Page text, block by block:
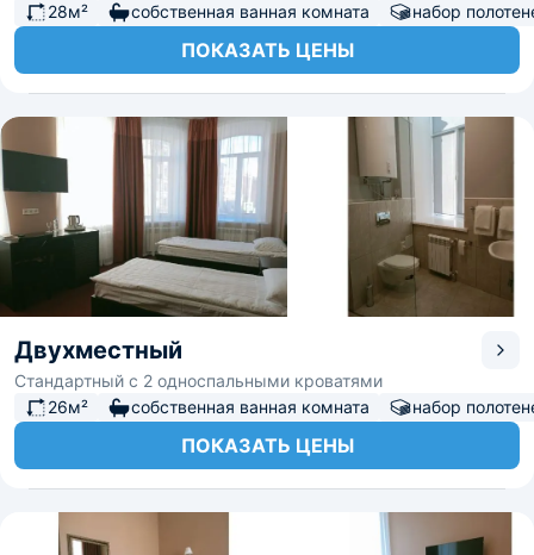
28м²
собственная ванная комната набор
ПОКАЗАТЬ ЦЕНЫ
Двухместный
Стандартный с 2 односпальными кроватями
26м²
собственная ванная комната набор
ПОКАЗАТЬ ЦЕНЫ